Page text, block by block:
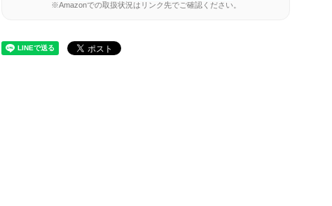
※Amazonでの取扱状況はリンク先でご確認ください。